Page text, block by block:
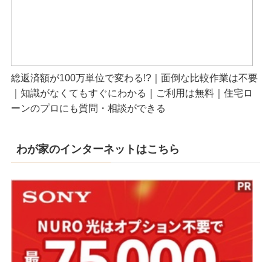
総返済額が100万単位で変わる!?｜面倒な比較作業は不要
｜知識がなくてもすぐにわかる｜ご利用は無料｜住宅ロ
ーンのプロにも質問・相談ができる
わが家のインターネットはこちら